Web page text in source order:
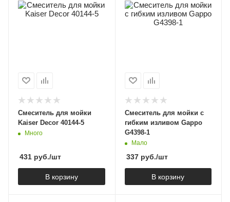
Cмеситель для мойки
Kaiser Decor 40144-5
Много
431 руб./шт
В корзину
Смеситель для мойки с
гибким изливом Gappo
G4398-1
Мало
337руб./шт
В корзину